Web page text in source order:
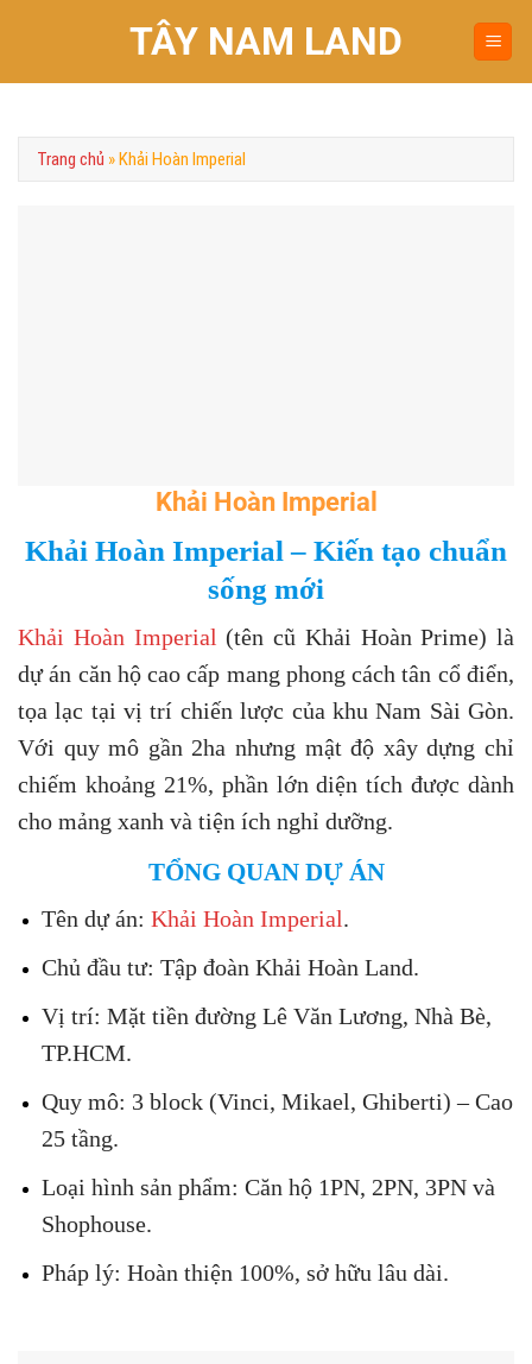
TÂY NAM LAND
Trang chủ »Khải Hoàn Imperial
Khải Hoàn Imperial
Khải Hoàn Imperial – Kiến tạo chuẩn
sống mới
Khải Hoàn Imperial (tên cũ Khải Hoàn Prime) là
dự án căn hộ cao cấp mang phong cách tân cổ điển,
tọa lạc tại vị trí chiến lược của khu Nam Sài Gòn.
Với quy mô gần 2ha nhưng mật độ xây dựng chỉ
chiếm khoảng 21%, phần lớn diện tích được dành
cho mảng xanh và tiện ích nghỉ dưỡng.
TỔNG QUAN DỰ ÁN
Tên dự án: Khải Hoàn Imperial.
Chủ đầu tư: Tập đoàn Khải Hoàn Land.
Vị trí: Mặt tiền đường Lê Văn Lương, Nhà Bè,
TP.HCM.
Quy mô: 3 block (Vinci, Mikael, Ghiberti) – Cao
25 tầng.
Loại hình sản phẩm: Căn hộ 1PN, 2PN, 3PN và
Shophouse.
Pháp lý: Hoàn thiện 100%, sở hữu lâu dài.